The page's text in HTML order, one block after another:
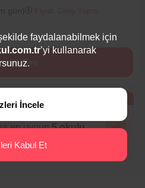
Geç
en uygun5 okulu
bulalım.
faydalanabilmek için
’yi kullanarak
İncele
Kabul Et